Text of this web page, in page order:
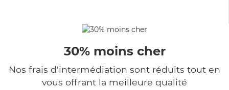
30% moins cher
Nos frais d'intermédiation sont réduits tout en
vous offrant la meilleure qualité